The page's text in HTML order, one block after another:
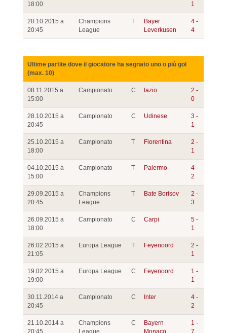
18:00
1
20.10.2015 a
20:45
Champions
League
T
Bayer
Leverkusen
4 -
4
Ultime partite dove il giocatore ha segnato uno o più gol
(max. 10)
08.11.2015 a
15:00
Campionato C lazio
2 -
0
28.10.2015 a
20:45
Campionato C Udinese
3 -
1
25.10.2015 a
18:00
Campionato T Fiorentina
2 -
1
04.10.2015 a
15:00
Campionato T Palermo
4 -
2
29.09.2015 a
20:45
Champions
League
T Bate Borisov
2 -
3
26.09.2015 a
18:00
Campionato C Carpi
5 -
1
26.02.2015 a
21:05
Europa League T Feyenoord
2 -
1
19.02.2015 a
19:00
Europa League C Feyenoord
1 -
1
30.11.2014 a
20:45
Campionato C Inter
4 -
2
21.10.2014 a
Champions
C
Bayern
1 -